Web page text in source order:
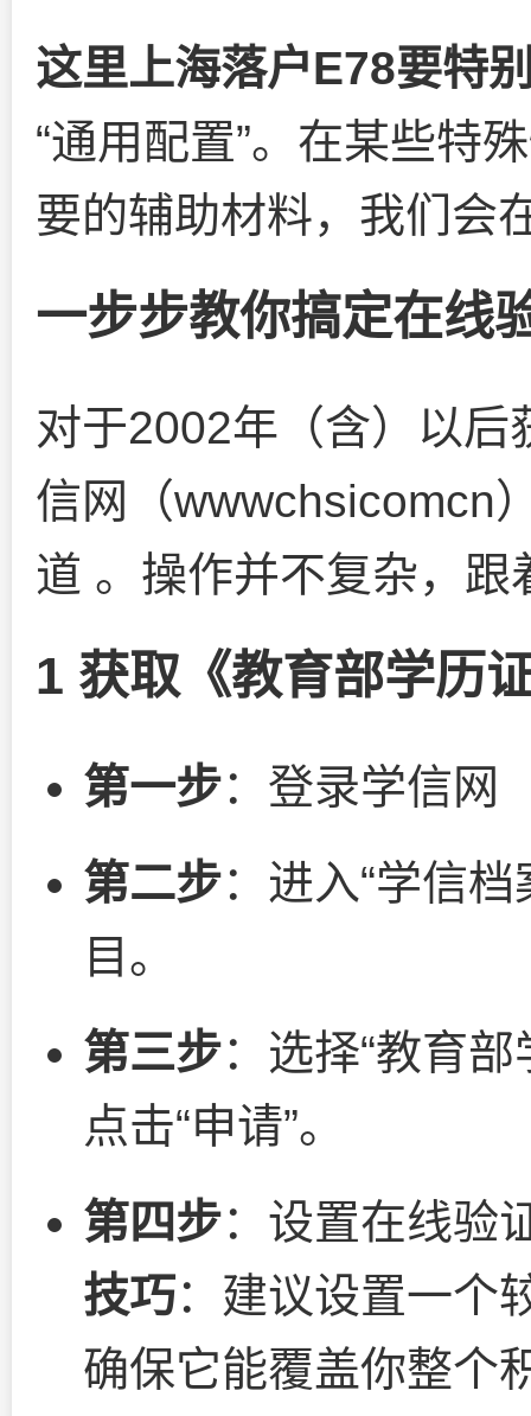
这里上海落户E78要特
“通用配置”。在某些特
要的辅助材料，我们会
一步步教你搞定在线
对于2002年（含）以后
信网（wwwchsicomcn
道 。操作并不复杂，
1 获取《教育部学历
第一步：登录学信网
第二步：进入“学信
目。
第三步：选择“教育
点击“申请”。
第四步：设置在线验
技巧：建议设置一个
确保它能覆盖你整个